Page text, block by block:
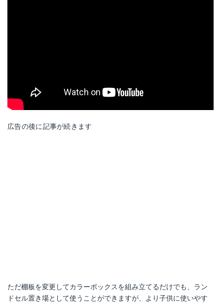
広告の後に記事が続きます
ただ棚板を変更してカラーボックスを組み立てるだけでも、ラン
ドセル置き場として使うことができますが、より子供に使いやす